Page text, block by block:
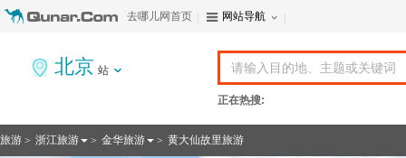
去哪儿网首页 网站导航
北京 站
正在热搜:
旅游 > 浙江旅游 > 金华旅游 > 黄大仙故里旅游